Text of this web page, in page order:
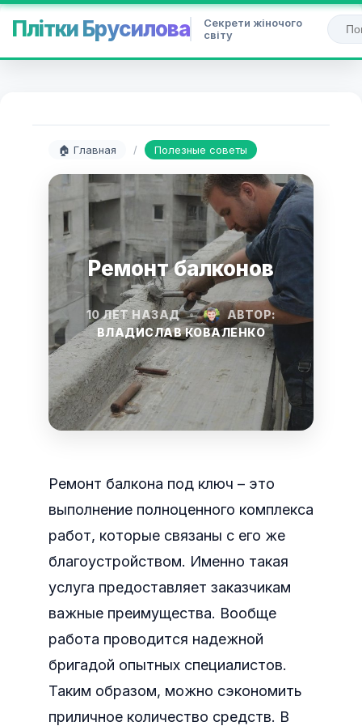
Плітки Брусилова
Секрети жіночого
світу
🏠 Главная / Полезные советы
Ремонт балконов
10 ЛЕТ НАЗАД •
АВТОР:
ВЛАДИСЛАВ КОВАЛЕНКО
Ремонт балкона под ключ – это
выполнение полноценного комплекса
работ, которые связаны с его же
благоустройством. Именно такая
услуга предоставляет заказчикам
важные преимущества. Вообще
работа проводится надежной
бригадой опытных специалистов.
Таким образом, можно сэкономить
приличное количество средств. В